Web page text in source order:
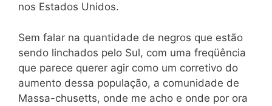
nos Estados Unidos.
Sem falar na quantidade de negros que estão
sendo linchados pelo Sul, com uma freqüência
que parece querer agir como um corretivo do
aumento dessa população, a comunidade de
Massa-chusetts, onde me acho e onde por ora